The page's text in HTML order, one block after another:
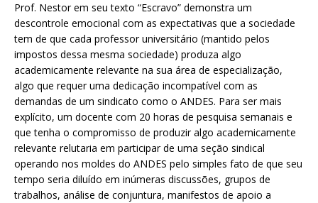
Prof. Nestor em seu texto “Escravo” demonstra um
descontrole emocional com as expectativas que a sociedade
tem de que cada professor universitário (mantido pelos
impostos dessa mesma sociedade) produza algo
academicamente relevante na sua área de especialização,
algo que requer uma dedicação incompatível com as
demandas de um sindicato como o ANDES. Para ser mais
explícito, um docente com 20 horas de pesquisa semanais e
que tenha o compromisso de produzir algo academicamente
relevante relutaria em participar de uma seção sindical
operando nos moldes do ANDES pelo simples fato de que seu
tempo seria diluído em inúmeras discussões, grupos de
trabalhos, análise de conjuntura, manifestos de apoio a